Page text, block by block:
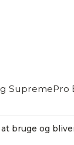
SupremePro
bruge og